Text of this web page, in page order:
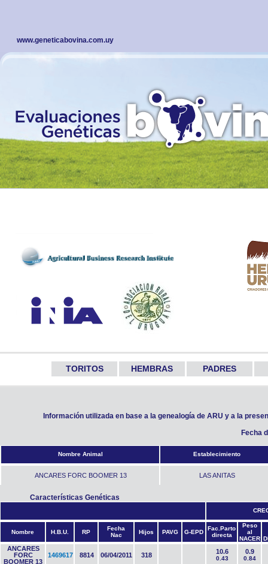
www.geneticabovina.com.uy
TORITOS HEMBRAS PADRES
Información utilizada en base a la genealogía de ARU y a la
Fecha
Nombre Animal Establecimiento
ANCARES FORC BOOMER 13 LAS ANITAS
Características Genéticas
Nombre H.B.U. RP
Fecha
Nac
Hijos PAVG G-EPD
Fac.Parto
directa
Peso
al
NACER
ANCARES
FORC
BOOMER 13
1469617 8814 06/04/2011 318 10.6
0.43
0.9
0.84